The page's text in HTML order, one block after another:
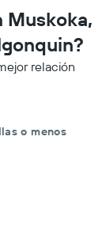
Muskoka,
relación
o menos